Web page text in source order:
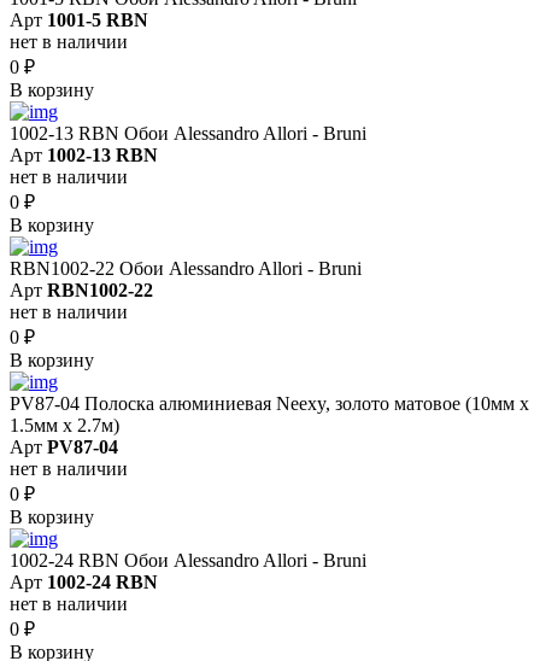
Арт 1001-5 RBN
нет в наличии
0 ₽
В корзину
1002-13 RBN Обои Alessandro Allori - Bruni
Арт 1002-13 RBN
нет в наличии
0 ₽
В корзину
RBN1002-22 Обои Alessandro Allori - Bruni
Арт RBN1002-22
нет в наличии
0 ₽
В корзину
PV87-04 Полоска алюминиевая Neexy, золото матовое (10мм х
1.5мм х 2.7м)
Арт PV87-04
нет в наличии
0 ₽
В корзину
1002-24 RBN Обои Alessandro Allori - Bruni
Арт 1002-24 RBN
нет в наличии
0 ₽
В корзину